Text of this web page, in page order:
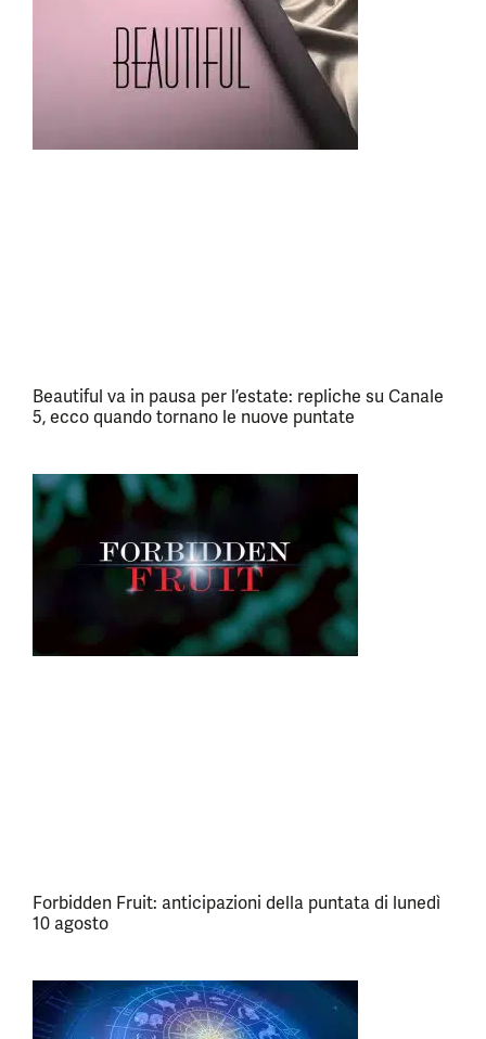
Beautiful va in pausa per l’estate: repliche su Canale
5, ecco quando tornano le nuove puntate
Forbidden Fruit: anticipazioni della puntata di lunedì
10 agosto